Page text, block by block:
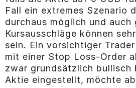
Fall ein extremes Szenario
durchaus möglich und auch
Kursausschläge können
sein. Ein vorsichtiger
mit einer Stop Loss-Order
zwar grundsätzlich bullisch
Aktie eingestellt, möchte